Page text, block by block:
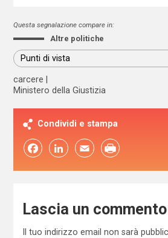
Questa segnalazione compare in:
Altre politiche
Punti di vista
carcere
Ministero della Giustizia
Condividi e stampa
FacebookLinkedIn Email
Lascia un commento
Il tuo indirizzo email non sarà